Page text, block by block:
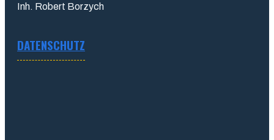
Inh. Robert Borzych
DATENSCHUTZ